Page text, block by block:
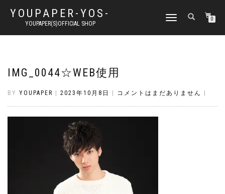
YOUPAPER-YOS-
YOUPAPER(S)OFFICIAL SHOP
ナ
ゲ
り
0
IMG_0044☆WEB使用
BY YOUPAPER 2023年10月8日 コメントはまだありません